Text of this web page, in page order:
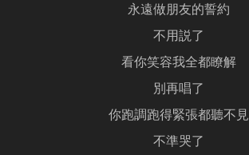
永遠做朋友的誓約
不用説了
看你笑容我全都瞭解
別再唱了
你跑調跑得緊張都聽不見
不準哭了